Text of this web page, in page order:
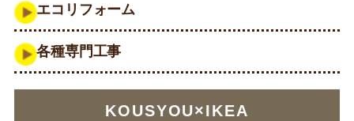
エコリフォーム
各種専門工事
KOUSYOU×IKEA